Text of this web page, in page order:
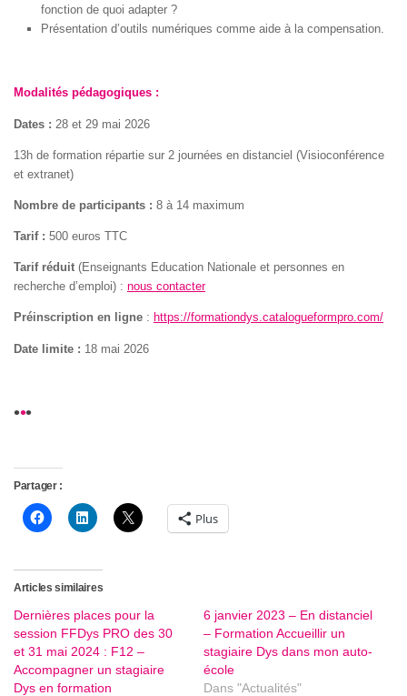
fonction de quoi adapter ?
Présentation d’outils numériques comme aide à la compensation.
Modalités pédagogiques :
Dates : 28 et 29 mai 2026
13h de formation répartie sur 2 journées en distanciel (Visioconférence
et extranet)
Nombre de participants : 8 à 14 maximum
Tarif : 500 euros TTC
Tarif réduit (Enseignants Education Nationale et personnes en
recherche d’emploi) : nous contacter
Préinscription en ligne : https://formationdys.catalogueformpro.com/
Date limite : 18 mai 2026
•••
Partager :
Plus
Articles similaires
Dernières places pour la
session FFDys PRO des 30
et 31 mai 2024 : F12 –
Accompagner un stagiaire
Dys en formation
6 janvier 2023 – En distanciel
– Formation Accueillir un
stagiaire Dys dans mon auto-
école
Dans "Actualités"